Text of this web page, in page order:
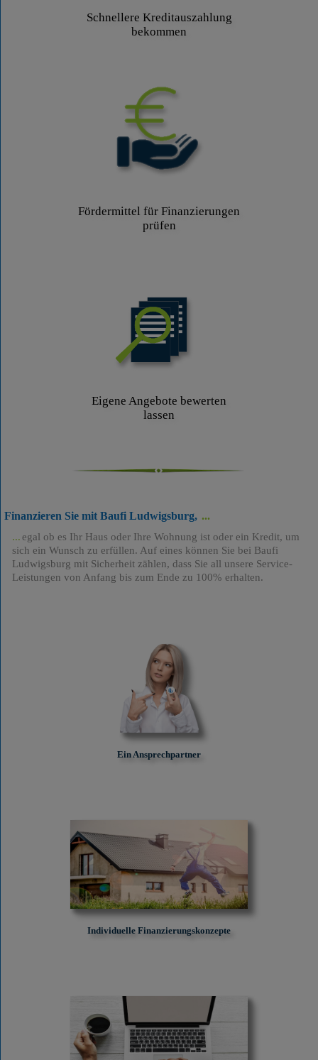
Schnellere Kreditauszahlung
bekommen
Fördermittel für Finanzierungen
prüfen
Eigene Angebote bewerten
lassen
Finanzieren Sie mit Baufi Ludwigsburg,
egal ob es Ihr Haus oder Ihre Wohnung ist oder ein Kredit, um
sich ein Wunsch zu erfüllen. Auf eines können Sie bei Baufi
Ludwigsburg mit Sicherheit zählen, dass Sie all unsere Service-
Leistungen von Anfang bis zum Ende zu 100% erhalten.
Ein Ansprechpartner
Individuelle Finanzierungskonzepte